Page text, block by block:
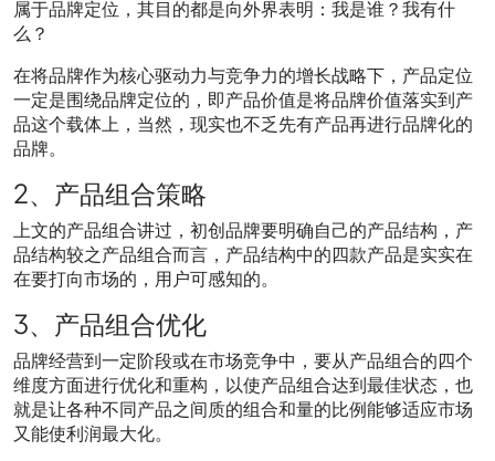
属于品牌定位，其目的都是向外界表明：我是谁？我有什
么？
在将品牌作为核心驱动力与竞争力的增长战略下，产品定位
一定是围绕品牌定位的，即产品价值是将品牌价值落实到产
品这个载体上，当然，现实也不乏先有产品再进行品牌化的
品牌。
2、产品组合策略
上文的产品组合讲过，初创品牌要明确自己的产品结构，产
品结构较之产品组合而言，产品结构中的四款产品是实实在
在要打向市场的，用户可感知的。
3、产品组合优化
品牌经营到一定阶段或在市场竞争中，要从产品组合的四个
维度方面进行优化和重构，以使产品组合达到最佳状态，也
就是让各种不同产品之间质的组合和量的比例能够适应市场
又能使利润最大化。